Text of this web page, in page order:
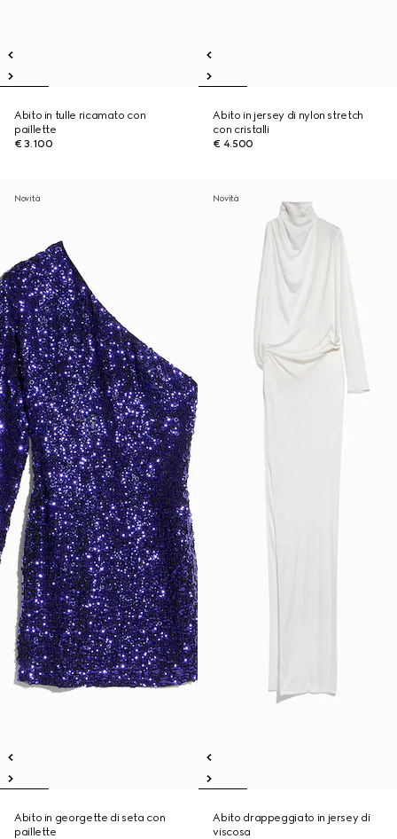
Abito in tulle ricamato con
paillette
€ 3.100
Abito in jersey di nylon stretch
con cristalli
€ 4.500
Novità
Abito in georgette di seta con
paillette
Novità
Abito drappeggiato in jersey di
viscosa